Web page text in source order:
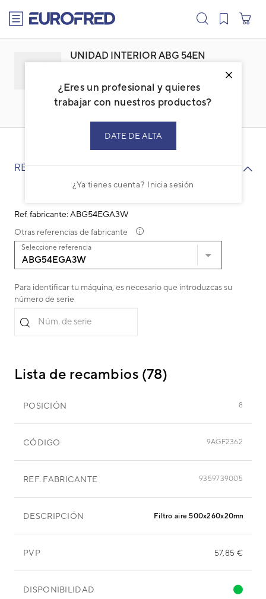
¿Eres un profesional y quieres
trabajar con nuestros productos?
DATE DE ALTA
¿Ya tienes cuenta? Inicia sesión
UNIDAD INTERIOR ABG 54EN
Familia: ACGETSBI
GENERAL
Código: 3NGG3081
RECAMBIOS
Ref. fabricante: ABG54EGA3W
Otras referencias de fabricante
ABG54EGA3W
Seleccione referencia
Para identificar tu máquina, es necesario que introduzcas su
número de serie
Núm. de serie
Lista de recambios (78)
POSICIÓN 8
CÓDIGO 9AGF2362
REF. FABRICANTE 9359739005
DESCRIPCIÓN Filtro aire 500x260x20mm
PVP 57,85 €
DISPONIBILIDAD